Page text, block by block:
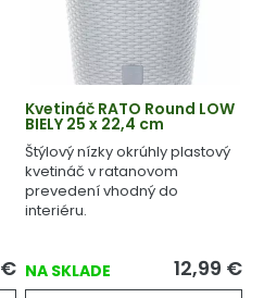
€
Kvetináč RATO Round LOW
BIELY 25 x 22,4 cm
Štýlový nízky okrúhly plastový
kvetináč v ratanovom
prevedení vhodný do
interiéru.
NA SKLADE 12,99 €